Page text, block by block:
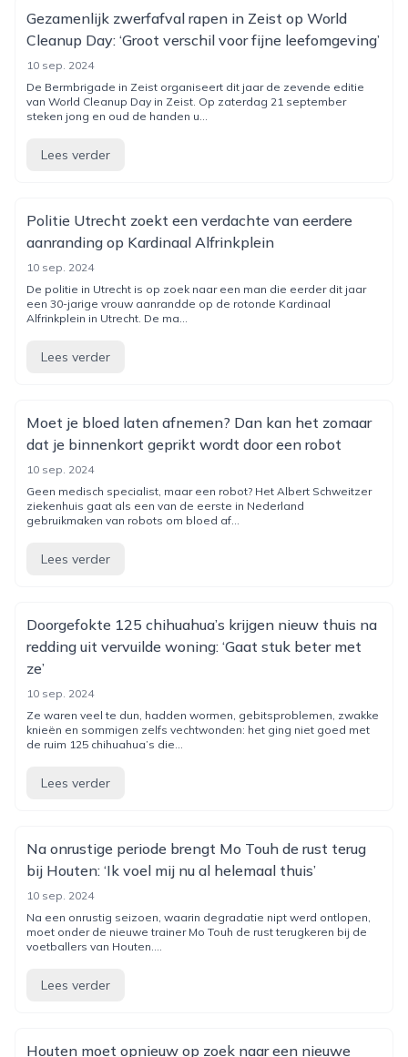
Gezamenlijk zwerfafval rapen in Zeist op World
Cleanup Day: ‘Groot verschil voor fijne leefomgeving’
10 sep. 2024
De Bermbrigade in Zeist organiseert dit jaar de zevende editie
van World Cleanup Day in Zeist. Op zaterdag 21 september
steken jong en oud de handen u...
Lees verder
Politie Utrecht zoekt een verdachte van eerdere
aanranding op Kardinaal Alfrinkplein
10 sep. 2024
De politie in Utrecht is op zoek naar een man die eerder dit jaar
een 30-jarige vrouw aanrandde op de rotonde Kardinaal
Alfrinkplein in Utrecht. De ma...
Lees verder
Moet je bloed laten afnemen? Dan kan het zomaar
dat je binnenkort geprikt wordt door een robot
10 sep. 2024
Geen medisch specialist, maar een robot? Het Albert Schweitzer
ziekenhuis gaat als een van de eerste in Nederland
gebruikmaken van robots om bloed af...
Lees verder
Doorgefokte 125 chihuahua’s krijgen nieuw thuis na
redding uit vervuilde woning: ‘Gaat stuk beter met
ze’
10 sep. 2024
Ze waren veel te dun, hadden wormen, gebitsproblemen, zwakke
knieën en sommigen zelfs vechtwonden: het ging niet goed met
de ruim 125 chihuahua’s die...
Lees verder
Na onrustige periode brengt Mo Touh de rust terug
bij Houten: ‘Ik voel mij nu al helemaal thuis’
10 sep. 2024
Na een onrustig seizoen, waarin degradatie nipt werd ontlopen,
moet onder de nieuwe trainer Mo Touh de rust terugkeren bij de
voetballers van Houten....
Lees verder
Houten moet opnieuw op zoek naar een nieuwe